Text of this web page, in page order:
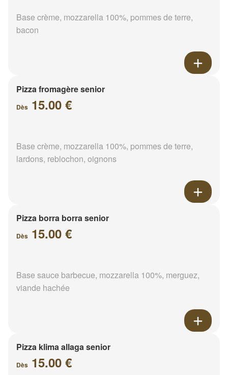
Base crème, mozzarella 100%, pommes de terre,
bacon
Pizza fromagère senior
Dès 15.00 €
Base crème, mozzarella 100%, pommes de terre,
lardons, reblochon, oignons
Pizza borra borra senior
Dès 15.00 €
Base sauce barbecue, mozzarella 100%, merguez,
viande hachée
Pizza klima allaga senior
Dès 15.00 €